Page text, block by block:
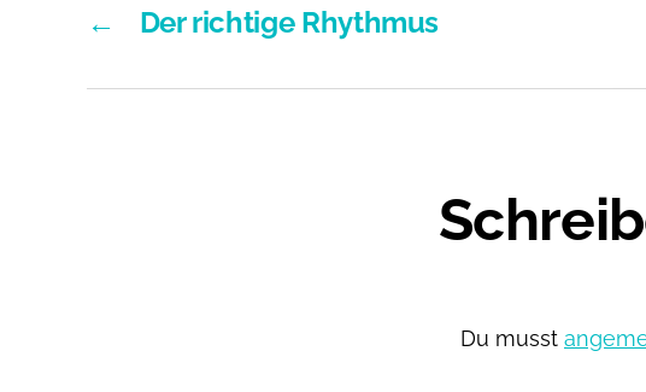
← Der richtige Rhythmus
Du musst